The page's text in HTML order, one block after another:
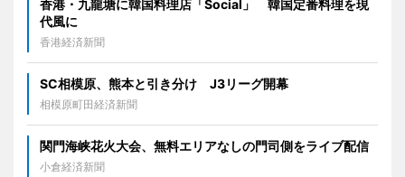
香港・九龍塘に韓国料理店「Social」 韓国定番料理を現
代風に
香港経済新聞
SC相模原、熊本と引き分け J3リーグ開幕
相模原町田経済新聞
関門海峡花火大会、無料エリアなしの門司側をライブ配信
小倉経済新聞